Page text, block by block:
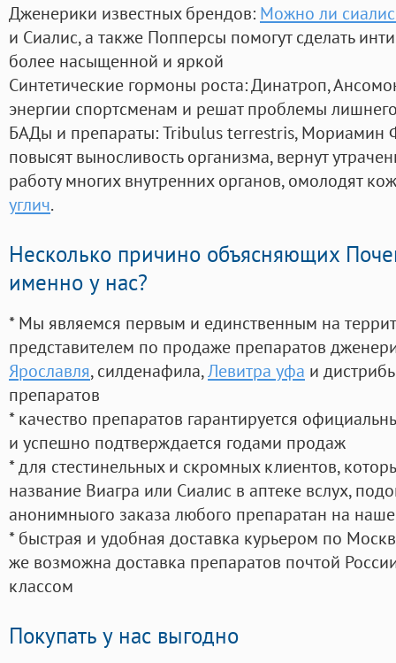
Дженерики известных брендов: Можно ли
и Сиалис, а также Попперсы помогут сделать
более насыщенной и яркой
Синтетические гормоны роста: Динатроп,
энергии спортсменам и решат проблемы
БАДы и препараты:Tribulus terrestris, Мориамин
повысят выносливость организма, вернут
работу многих внутренних органов, омолодят
углич.
Несколько причино объясняющих
именно у нас?
* Мы являемся первым и единственным на
представителем по продаже препаратов
Ярославля, силденафила,Левитра уфа и
препаратов
* качество препаратов гарантируется
и успешно подтверждается годами продаж
* для стестинельных и скромных клиентов,
название Виагра или Сиалис в аптеке вслух,
анонимныого заказа любого препаратан на
* быстрая и удобная доставка курьером по
же возможна доставка препаратов почтой
классом
Покупать у нас выгодно